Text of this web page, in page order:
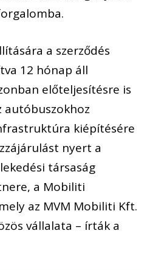
a szerződés
12 hónap áll
előteljesítésre is
autóbuszokhoz
kiépítésére
nyert a
társaság
a Mobiliti
az MVM Mobiliti Kft.
vállalata – írták a